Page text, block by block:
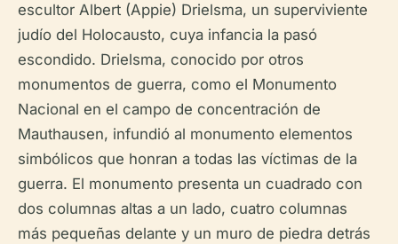
escultor Albert (Appie) Drielsma, un superviviente
judío del Holocausto, cuya infancia la pasó
escondido. Drielsma, conocido por otros
monumentos de guerra, como el Monumento
Nacional en el campo de concentración de
Mauthausen, infundió al monumento elementos
simbólicos que honran a todas las víctimas de la
guerra. El monumento presenta un cuadrado con
dos columnas altas a un lado, cuatro columnas
más pequeñas delante y un muro de piedra detrás